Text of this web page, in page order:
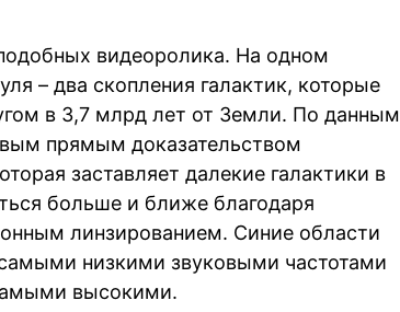
видеоролика. На одном
– два скопления галактик, которые
в 3,7 млрд лет от Земли. По данным
прямым доказательством
заставляет далекие галактики в
больше и ближе благодаря
линзированием. Синие области
низкими звуковыми частотами
высокими.